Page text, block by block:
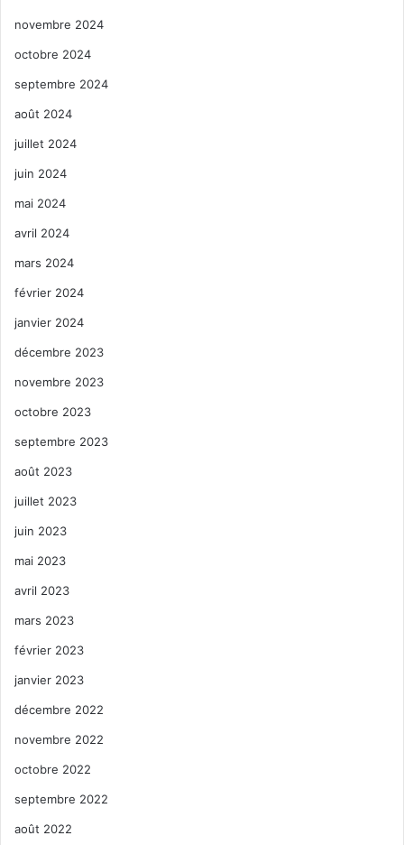
Floride
Hollywood
novembre 2024
octobre 2024
septembre 2024
août 2024
juillet 2024
juin 2024
mai 2024
avril 2024
mars 2024
février 2024
janvier 2024
décembre 2023
novembre 2023
octobre 2023
septembre 2023
août 2023
juillet 2023
juin 2023
mai 2023
avril 2023
mars 2023
février 2023
janvier 2023
décembre 2022
novembre 2022
octobre 2022
septembre 2022
août 2022